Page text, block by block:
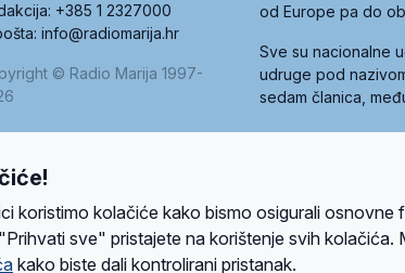
+385 1 2327000
info@radiomarija.hr
© Radio Marija 1997-
od Europe pa do
Sve su nacionalne
udruge pod
sedam članica,
Google reCAPTCHA sustavom
koristimo kolačiće kako bismo osigurali
sve" pristajete na korištenje svih kolačića.
kako biste dali kontrolirani pristanak.